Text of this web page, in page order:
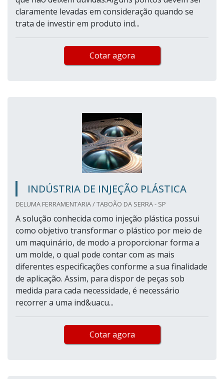
claramente levadas em consideração quando se
trata de investir em produto ind...
Cotar agora
INDÚSTRIA DE INJEÇÃO PLÁSTICA
DELUMA FERRAMENTARIA / TABOÃO DA SERRA - SP
A solução conhecida como injeção plástica possui
como objetivo transformar o plástico por meio de
um maquinário, de modo a proporcionar forma a
um molde, o qual pode contar com as mais
diferentes especificações conforme a sua finalidade
de aplicação. Assim, para dispor de peças sob
medida para cada necessidade, é necessário
recorrer a uma ind&uacu...
Cotar agora